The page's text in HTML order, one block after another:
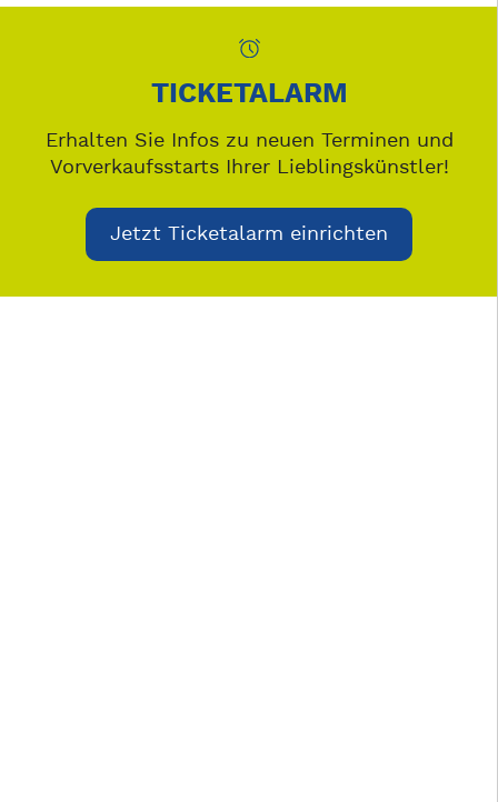
TICKETALARM
Erhalten Sie Infos zu neuen Terminen und
Vorverkaufsstarts Ihrer Lieblingskünstler!
Jetzt Ticketalarm einrichten